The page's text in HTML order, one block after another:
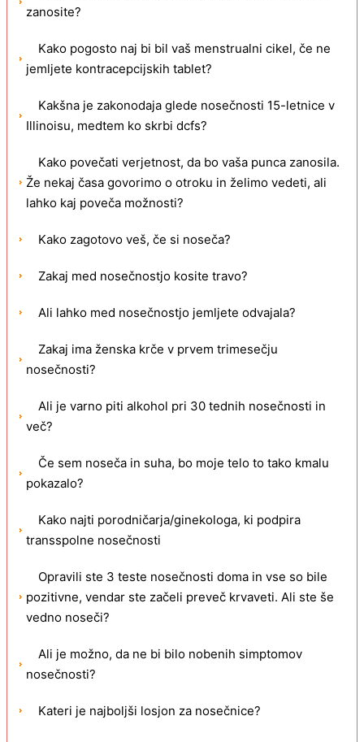
zanosite?
Kako pogosto naj bi bil vaš menstrualni cikel, če ne
jemljete kontracepcijskih tablet?
Kakšna je zakonodaja glede nosečnosti 15-letnice v
Illinoisu, medtem ko skrbi dcfs?
Kako povečati verjetnost, da bo vaša punca zanosila.
Že nekaj časa govorimo o otroku in želimo vedeti, ali
lahko kaj poveča možnosti?
Kako zagotovo veš, če si noseča?
Zakaj med nosečnostjo kosite travo?
Ali lahko med nosečnostjo jemljete odvajala?
Zakaj ima ženska krče v prvem trimesečju
nosečnosti?
Ali je varno piti alkohol pri 30 tednih nosečnosti in
več?
Če sem noseča in suha, bo moje telo to tako kmalu
pokazalo?
Kako najti porodničarja/ginekologa, ki podpira
transspolne nosečnosti
Opravili ste 3 teste nosečnosti doma in vse so bile
pozitivne, vendar ste začeli preveč krvaveti. Ali ste še
vedno noseči?
Ali je možno, da ne bi bilo nobenih simptomov
nosečnosti?
Kateri je najboljši losjon za nosečnice?